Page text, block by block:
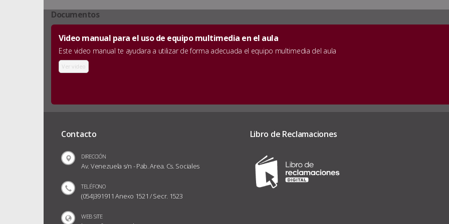
Documentos
Video manual para el uso de equipo multimedia en el aula
Este video manual te ayudara a utilizar de forma adecuada el equipo multimedia del aula
Ver video
Contacto
DIRECCIÓN
Av. Venezuela s/n - Pab. Area. Cs. Sociales
TELÉFONO
(054)391911 Anexo 1521 / Secr. 1523
WEB SITE
Libro de Reclamaciones